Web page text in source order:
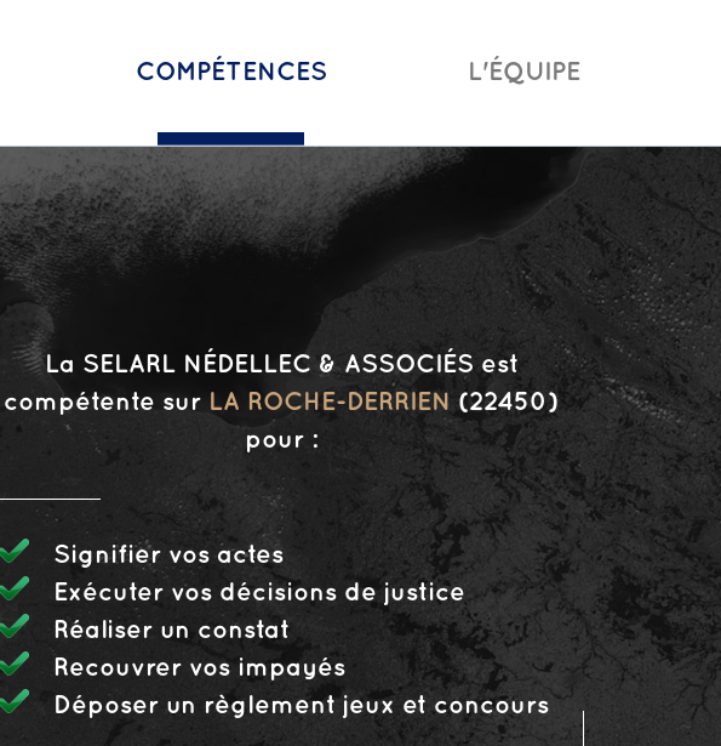
COMPÉTENCES L'ÉQUIPE
La SELARL NÉDELLEC & ASSOCIÉS est
compétente sur LA ROCHE-DERRIEN (22450)
pour :
Signifier vos actes
Exécuter vos décisions de justice
Réaliser un constat
Recouvrer vos impayés
Déposer un règlement jeux et concours